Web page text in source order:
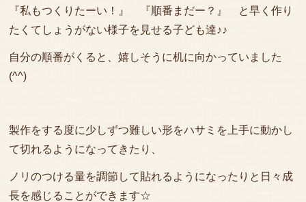
『私もつくりたーい！』 『順番まだー？』 と早く作り
たくてしょうがない様子を見せる子ども達♪♪
自分の順番がくると、嬉しそうに机に向かっていました
(^^)
製作をする度に少しずつ難しい形をハサミを上手に動かし
て切れるようになってきたり、
ノリのつける量を調節して貼れるようになったりと日々成
長を感じることができます☆